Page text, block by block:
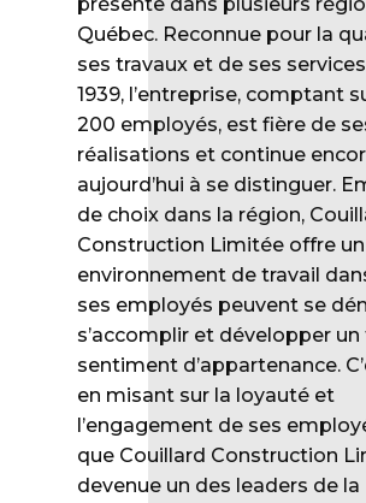
présente dans plusieurs
Québec. Reconnue pour la
ses travaux et de ses
1939, l’entreprise, comptant
200 employés, est fière de
réalisations et continue
aujourd’hui à se distinguer.
de choix dans la région,
Construction Limitée offre un
environnement de travail
ses employés peuvent se
s’accomplir et développer
sentiment d’appartenance.
en misant sur la loyauté et
l’engagement de ses
que Couillard Construction
devenue un des leaders de la